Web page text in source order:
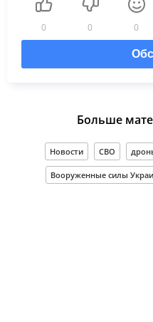
0 0 0
Больше
Новости СВО
Вооруженные силы